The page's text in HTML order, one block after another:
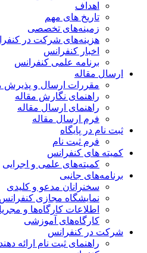
اهداف
تاریخ های مهم
زمینه‌های تخصصی
هزینه‌های شرکت در
اخبار کنفرانس
برنامه علمی کنفرانس
ارسال مقاله
مقررات ارسال و پذیرش
راهنمای نگارش مقاله
راهنمای ارسال مقاله
فرم ارسال مقاله
ثبت نام در پایگاه
فرم ثبت نام
کمیته های کنفرانس
کمیته‌های علمی و اجرایی
برنامه‌های جانبی
سخنرانان مدعو و کلیدی
نمایشگاه مجازی کنفرانس
اطلاعات کارگاه‌ها و مجریان
کارگاه‌های آموزشی
شرکت در کنفرانس
راهنمای ثبت نام ارائه